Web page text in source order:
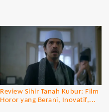
Review Sihir Tanah Kubur: Film
Horor yang Berani, Inovatif,...